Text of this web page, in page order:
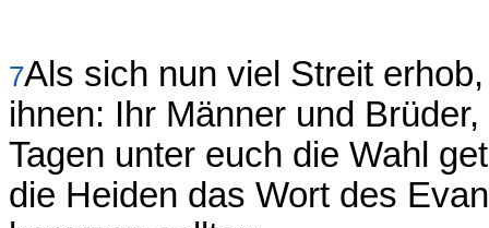
7Als sich nun viel Streit
ihnen: Ihr Männer und
Tagen unter euch die Wahl
die Heiden das Wort des